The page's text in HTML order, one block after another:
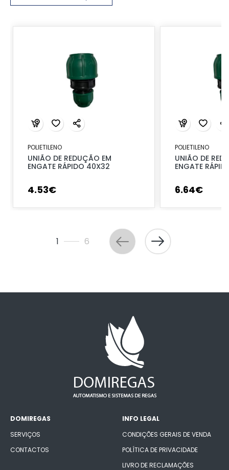
POLIETILENO
UNIÃO DE REDUÇÃO EM
ENGATE RÁPIDO 40X32
4.53€
POLIETILENO
UNIÃO DE
ENGATE
6.64€
1 6
DOMIREGAS
SERVIÇOS
CONTACTOS
INFO LEGAL
CONDIÇÕES GERAIS DE VENDA
POLÍTICA DE PRIVACIDADE
LIVRO DE RECLAMAÇÕES